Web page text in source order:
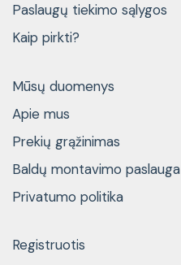
Paslaugų tiekimo sąlygos
Kaip pirkti?
Mūsų duomenys
Apie mus
Prekių grąžinimas
Baldų montavimo paslauga
Privatumo politika
Registruotis